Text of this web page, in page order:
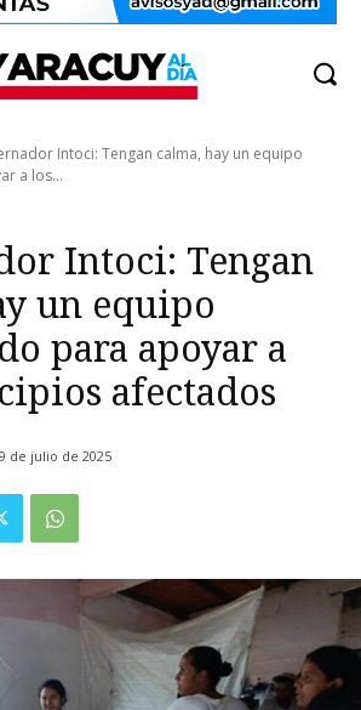
Intoci: Tengan calma, hay un equipo
a los...
Intoci: Tengan
un equipo
para apoyar a
afectados
9 de julio de 2025